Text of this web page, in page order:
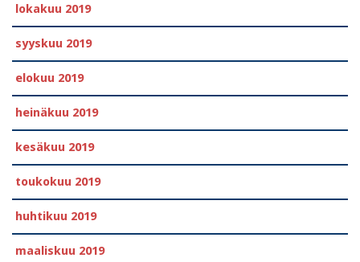
lokakuu 2019
syyskuu 2019
elokuu 2019
heinäkuu 2019
kesäkuu 2019
toukokuu 2019
huhtikuu 2019
maaliskuu 2019